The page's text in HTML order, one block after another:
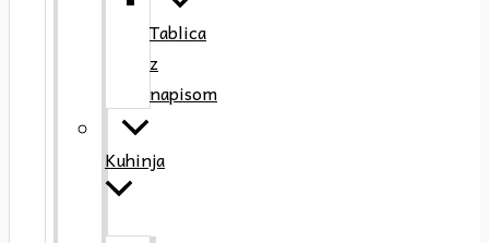
Tablica
z
napisom
Kuhinja